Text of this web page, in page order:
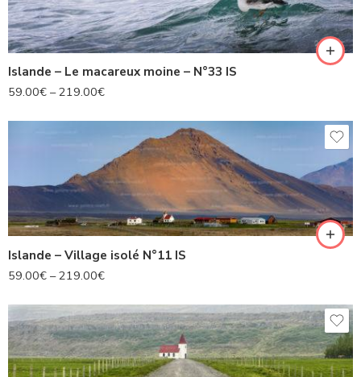
Islande – Le macareux moine – N°33 IS
59.00€ –219.00€
Islande – Village isolé N°11 IS
59.00€ –219.00€